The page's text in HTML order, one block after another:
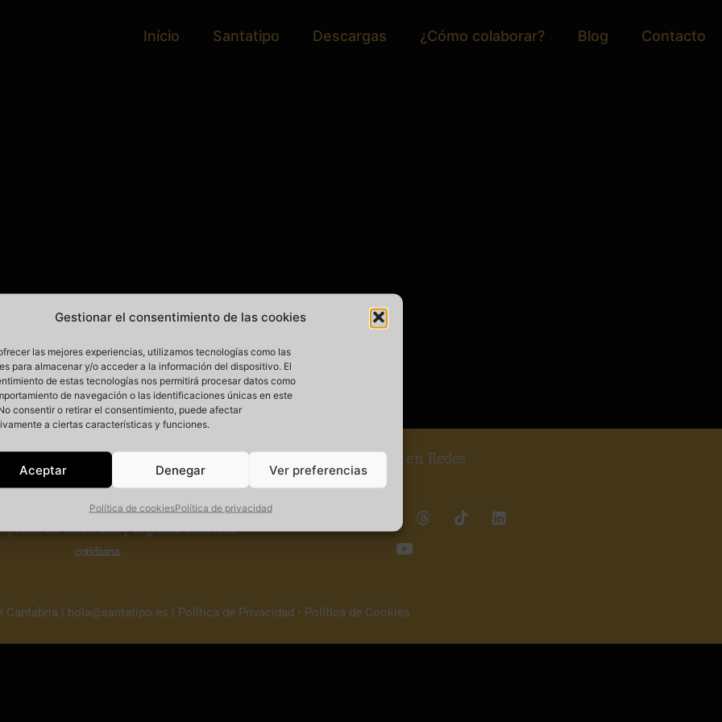
Gestionar el consentimiento de las cookies
las mejores experiencias, utilizamos tecnologías como las
para almacenar y/o acceder a la información del dispositivo. El
de estas tecnologías nos permitirá procesar datos como
de navegación o las identificaciones únicas en este
consentir o retirar el consentimiento, puede afectar
a ciertas características y funciones.
Aceptar Denegar Ver preferencias
Política de cookiesPolítica de privacidad
Início Santatipo Descargas ¿Cómo colaborar? Blog Contacto
proyecto cultural sin ánimo de lucro que
preservar los rótulos y la gráfica comercial
cotidiana.
Siguenos en Redes
Cantabria | hola@santatipo.es | Política de Privacidad • Política de Cookies